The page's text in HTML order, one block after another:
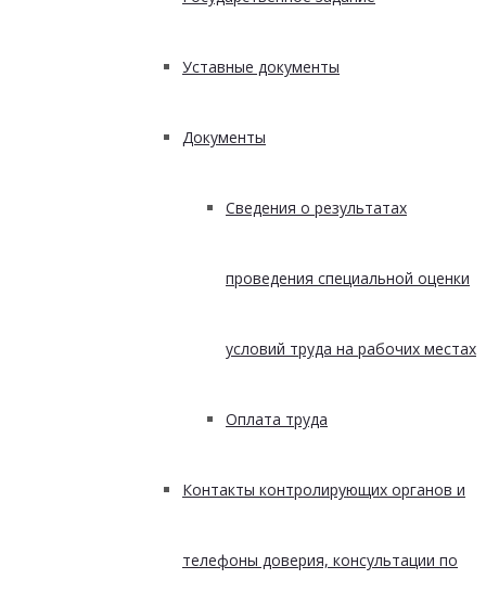
Уставные документы
Документы
Сведения о результатах
проведения специальной оценки
условий труда на рабочих местах
Оплата труда
Контакты контролирующих органов и
телефоны доверия, консультации по